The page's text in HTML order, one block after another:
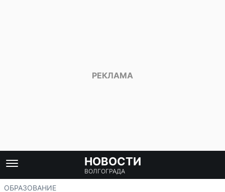
НОВОСТИ
ВОЛГОГРАДА
ОБРАЗОВАНИЕ